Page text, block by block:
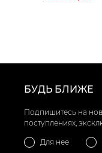
БУДЬ БЛИЖЕ
Подпишитесь на
поступлениях,
Для нее